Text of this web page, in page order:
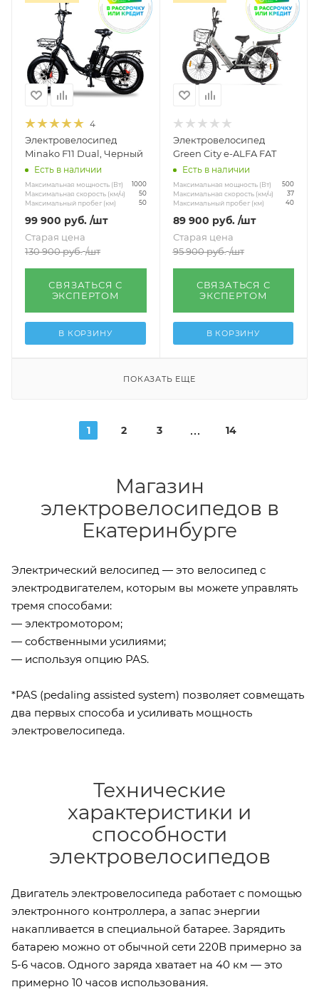
4
Электровелосипед
Minako F11 Dual, Черный
Есть в наличии
Максимальная мощность (Вт) 1000
Максимальная скорость (км/ч) 50
Максимальный пробег (км) 50
99 900 руб. /шт
Старая цена
130 900руб. /шт
СВЯЗАТЬСЯ С
ЭКСПЕРТОМ
В КОРЗИНУ
Электровелосипед
Green City e-ALFA FAT
Есть в наличии
Максимальная мощность (Вт) 500
Максимальная скорость (км/ч) 37
Максимальный пробег (км) 40
89 900 руб. /шт
Старая цена
95 900руб. /шт
СВЯЗАТЬСЯ С
ЭКСПЕРТОМ
В КОРЗИНУ
ПОКАЗАТЬ ЕЩЕ
1 2 3 14
Магазин
электровелосипедов в
Екатеринбурге
Электрический велосипед — это велосипед с
электродвигателем, которым вы можете управлять
тремя способами:
— электромотором;
— собственными усилиями;
— используя опцию PAS.
*PAS (pedaling assisted system) позволяет совмещать
два первых способа и усиливать мощность
электровелосипеда.
Технические
характеристики и
способности
электровелосипедов
Двигатель электровелосипеда работает с помощью
электронного контроллера, а запас энергии
накапливается в специальной батарее. Зарядить
батарею можно от обычной сети 220В примерно за
5-6 часов. Одного заряда хватает на 40 км — это
примерно 10 часов использования.